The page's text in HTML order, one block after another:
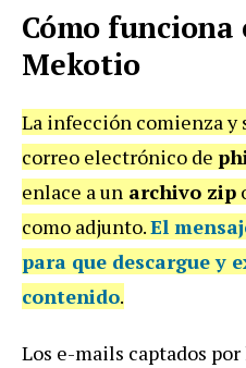
Cómo
Mekotio
La infección comienza y
correo electrónico de
enlace a un archivo zip
como adjunto.El
para que descargue y
contenido.
Los e-mails captados